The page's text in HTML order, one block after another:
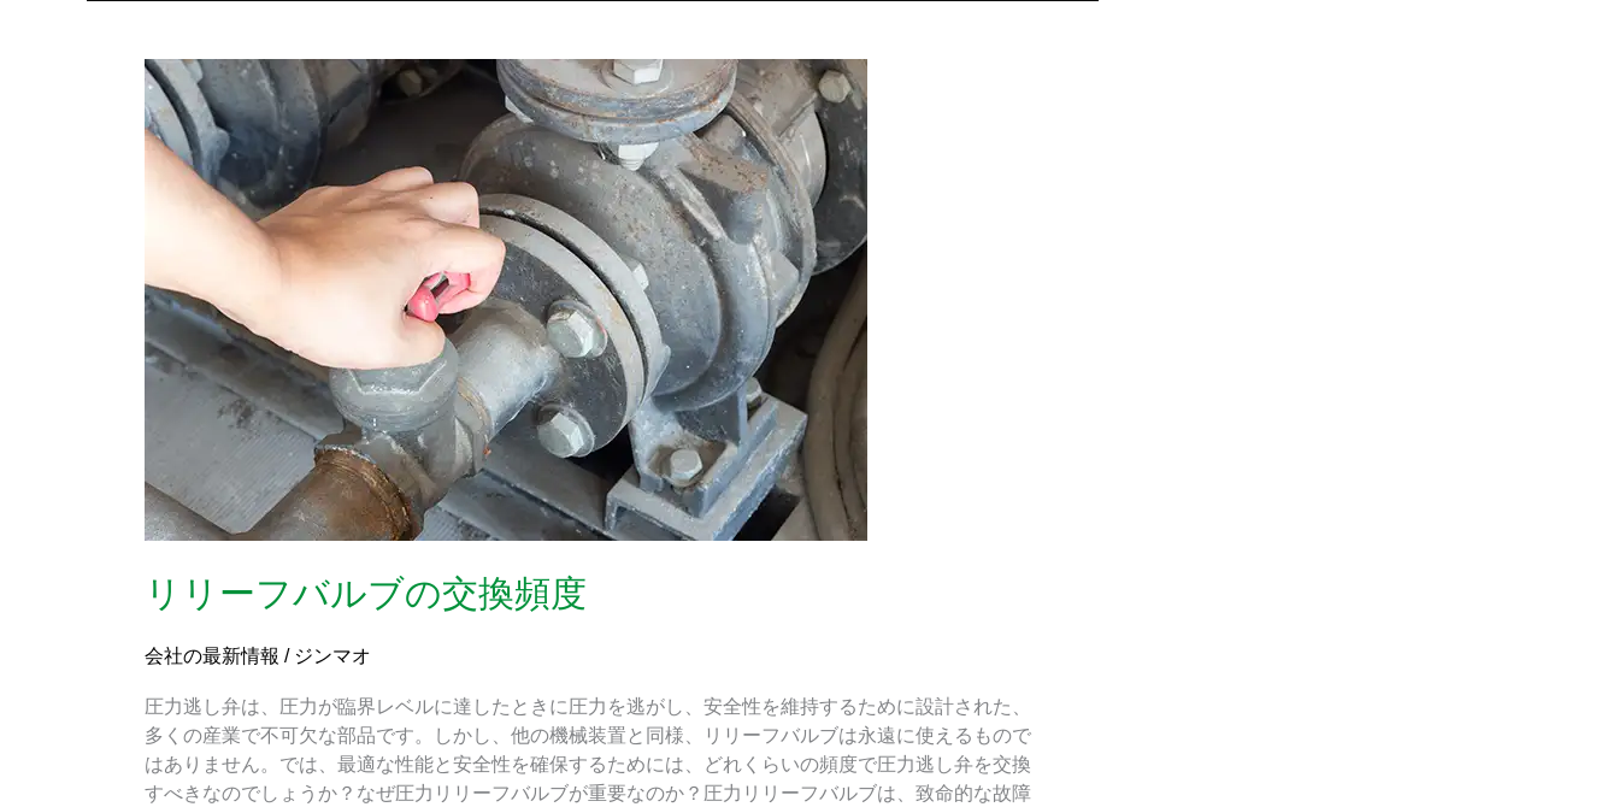
リリーフバルブの交換頻度
会社の最新情報 / ジンマオ
圧力逃し弁は、圧力が臨界レベルに達したときに圧力を逃がし、安全性を維持するために設計された、
多くの産業で不可欠な部品です。しかし、他の機械装置と同様、リリーフバルブは永遠に使えるもので
はありません。では、最適な性能と安全性を確保するためには、どれくらいの頻度で圧力逃し弁を交換
すべきなのでしょうか？なぜ圧力リリーフバルブが重要なのか？圧力リリーフバルブは、致命的な故障
リ
ー
フ
交
換
頻